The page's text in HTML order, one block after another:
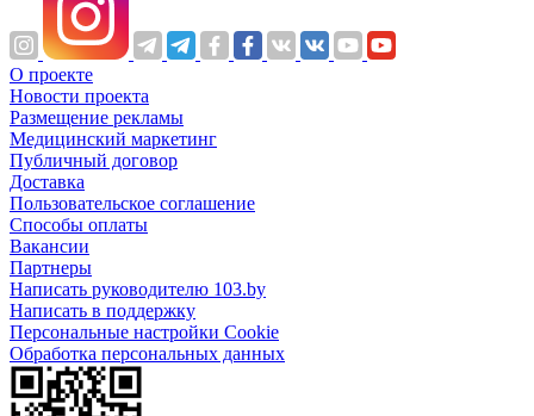
О проекте
Новости проекта
Размещение рекламы
Медицинский маркетинг
Публичный договор
Доставка
Пользовательское соглашение
Способы оплаты
Вакансии
Партнеры
Написать руководителю 103.by
Написать в поддержку
Персональные настройки Cookie
Обработка персональных данных